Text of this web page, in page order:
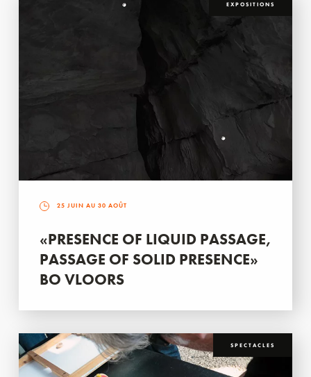
EXPOSITIONS
25 JUIN AU 30 AOÛT
«PRESENCE OF LIQUID PASSAGE,
PASSAGE OF SOLID PRESENCE»
BO VLOORS
SPECTACLES